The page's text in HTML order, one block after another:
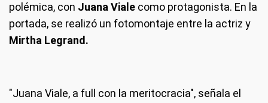
polémica, con Juana Viale como protagonista. En la
portada, se realizó un fotomontaje entre la actriz y
Mirtha Legrand.
"Juana Viale, a full con la meritocracia", señala el